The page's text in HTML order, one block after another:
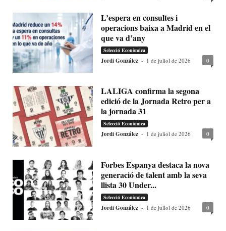
L’espera en consultes i
operacions baixa a Madrid en el
que va d’any
Selecció Econòmica
Jordi González - 1 de juliol de 2026 0
LALIGA confirma la segona
edició de la Jornada Retro per a
la jornada 31
Selecció Econòmica
Jordi González - 1 de juliol de 2026 0
Forbes Espanya destaca la nova
generació de talent amb la seva
llista 30 Under...
Selecció Econòmica
Jordi González - 1 de juliol de 2026 0